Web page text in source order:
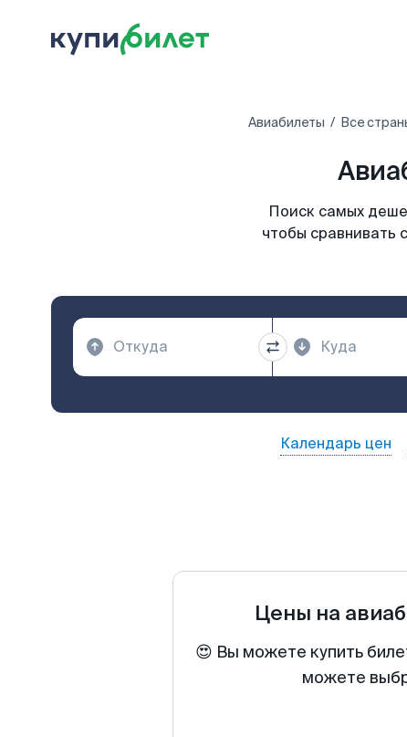
Авиабилеты Все
Поиск самых
чтобы сравнивать
Календарь цен
Цены на
😍 Вы можете купить
можете